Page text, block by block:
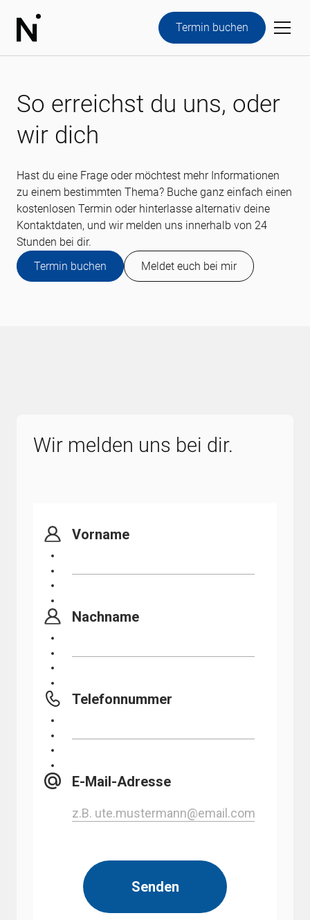
Termin buchen
So erreichst du uns, oder
wir dich
Hast du eine Frage oder möchtest mehr Informationen
zu einem bestimmten Thema? Buche ganz einfach einen
kostenlosen Termin oder hinterlasse alternativ deine
Kontaktdaten, und wir melden uns innerhalb von 24
Stunden bei dir.
Termin buchen
Meldet euch bei mir
Wir melden uns bei dir.